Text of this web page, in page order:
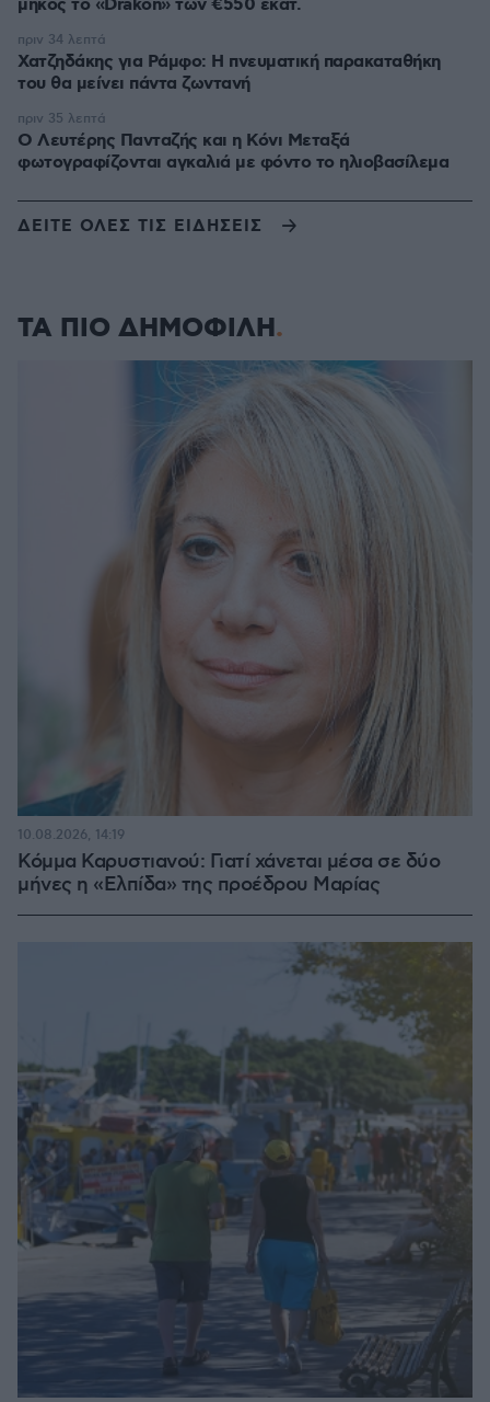
Χατζηδάκης για Ράμφο: Η πνευματική παρακαταθήκη
του θα μείνει πάντα ζωντανή
πριν 34 λεπτά
Ο Λευτέρης Πανταζής και η Κόνι Μεταξά
φωτογραφίζονται αγκαλιά με φόντο το ηλιοβασίλεμα
πριν 35 λεπτά
ΔΕΙΤΕ ΟΛΕΣ ΤΙΣ ΕΙΔΗΣΕΙΣ
ΤΑ ΠΙΟ ΔΗΜΟΦΙΛΗ
Κόμμα Καρυστιανού: Γιατί χάνεται μέσα σε δύο
μήνες η «Ελπίδα» της προέδρου Μαρίας
10.08.2026, 14:19